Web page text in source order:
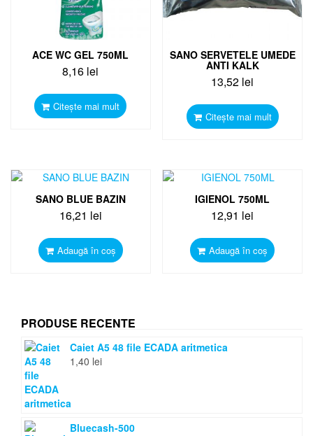
ACE WC GEL 750ML
8,16 lei
Citește mai mult
SANO SERVETELE UMEDE
ANTI KALK
13,52 lei
Citește mai mult
SANO BLUE BAZIN
16,21 lei
Adaugă în coș
IGIENOL 750ML
12,91 lei
Adaugă în coș
PRODUSE RECENTE
Caiet A5 48 file ECADA aritmetica
1,40 lei
Bluecash-500